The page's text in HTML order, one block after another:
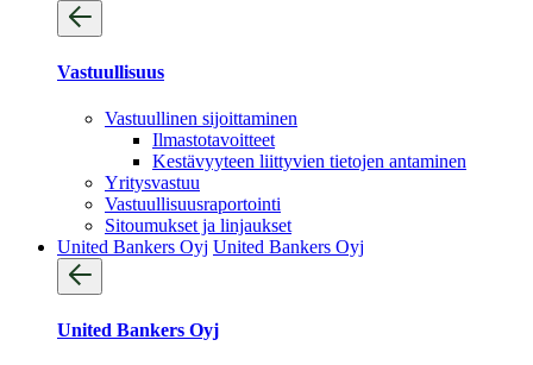
Vastuullisuus
Vastuullinen sijoittaminen
Ilmastotavoitteet
Kestävyyteen liittyvien tietojen antaminen
Yritysvastuu
Vastuullisuus­raportointi
Sitoumukset ja linjaukset
United Bankers Oyj United Bankers Oyj
United Bankers Oyj